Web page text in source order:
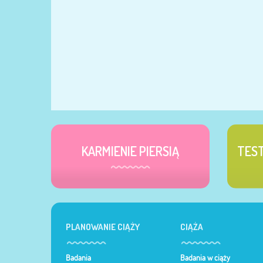
KARMIENIE PIERSIĄ
PLANOWANIE CIĄŻY
Badania
CIĄŻA
Badania w ciąży